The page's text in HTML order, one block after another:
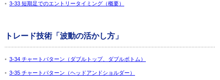
3-33 短期足でのエントリータイミング（概要）
トレード技術「波動の活かし方」
3-34 チャートパターン（ダブルトップ、ダブルボトム）
3-35 チャートパターン（ヘッドアンドショルダー）